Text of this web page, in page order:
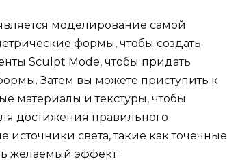
моделирование самой
формы, чтобы создать
Sculpt Mode, чтобы придать
Затем вы можете приступить к
материалы и текстуры, чтобы
достижения правильного
света, такие как точечные
желаемый эффект.